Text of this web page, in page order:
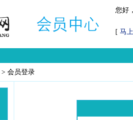
您好
[ 马
> 会员登录